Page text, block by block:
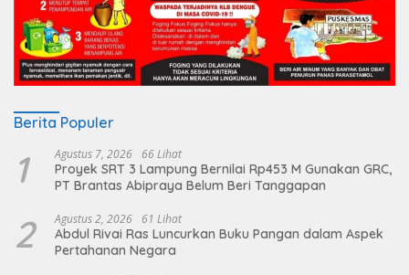
Berita Populer
1 Agustus 7, 2026 66 Lihat
Proyek SRT 3 Lampung Bernilai Rp453 M Gunakan GRC,
PT Brantas Abipraya Belum Beri Tanggapan
2 Agustus 2, 2026 61 Lihat
Abdul Rivai Ras Luncurkan Buku Pangan dalam Aspek
Pertahanan Negara